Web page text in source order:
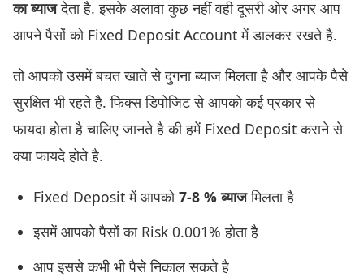
का ब्याजदेता है. इसके अलावा कुछ नहीं वही दूसरी ओर अगर आप
आपने पैसों को Fixed Deposit Account में डालकर रखते है.
तो आपको उसमें बचत खाते से दुगना ब्याज मिलता है और आपके पैसे
सुरक्षित भी रहते है. फिक्‍स डिपोजिट से आपको कई प्रकार से
फायदा होता है चालिए जानते है की हमें Fixed Deposit कराने से
क्या फायदे होते है.
Fixed Deposit में आपको7-8 % ब्याजमिलता है
इसमें आपको पैसों का Risk 0.001% होता है
आप इससे कभी भी पैसे निकाल सकते है